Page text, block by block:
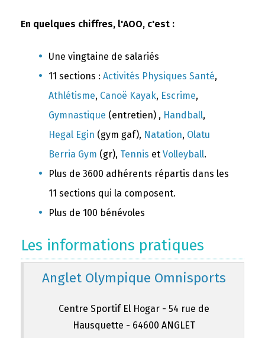
En quelques chiffres, l'AOO, c'est :
Une vingtaine de salariés
11 sections : Activités Physiques Santé,
Athlétisme, Canoë Kayak, Escrime,
Gymnastique (entretien) , Handball,
Hegal Egin (gym gaf), Natation, Olatu
Berria Gym (gr), Tennis et Volleyball.
Plus de 3600 adhérents répartis dans les
11 sections qui la composent.
Plus de 100 bénévoles
Les informations pratiques
Anglet Olympique Omnisports
Centre Sportif El Hogar - 54 rue de
Hausquette - 64600 ANGLET